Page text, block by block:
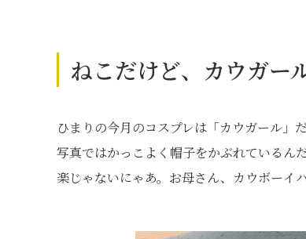
ねこだけど、カウガー
ひまりの今月のコスプレは「カウガール
写真ではかっこよく帽子をかぶれているん
楽じゃないにゃあ。お母さん、カウボーイ